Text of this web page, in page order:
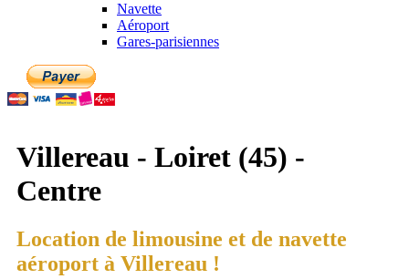
Navette
Aéroport
Gares-parisiennes
Villereau - Loiret (45) -
Centre
Location de limousine et de navette
aéroport à Villereau !